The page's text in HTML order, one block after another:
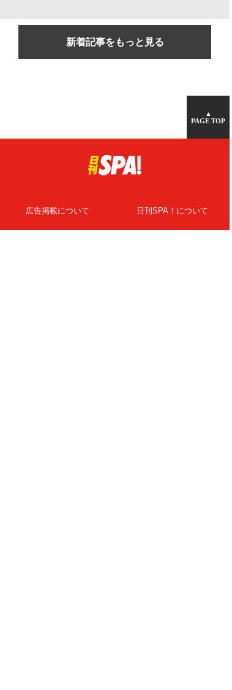
新着記事をもっと見る
▲
PAGE TOP
広告掲載について 日刊SPA！について